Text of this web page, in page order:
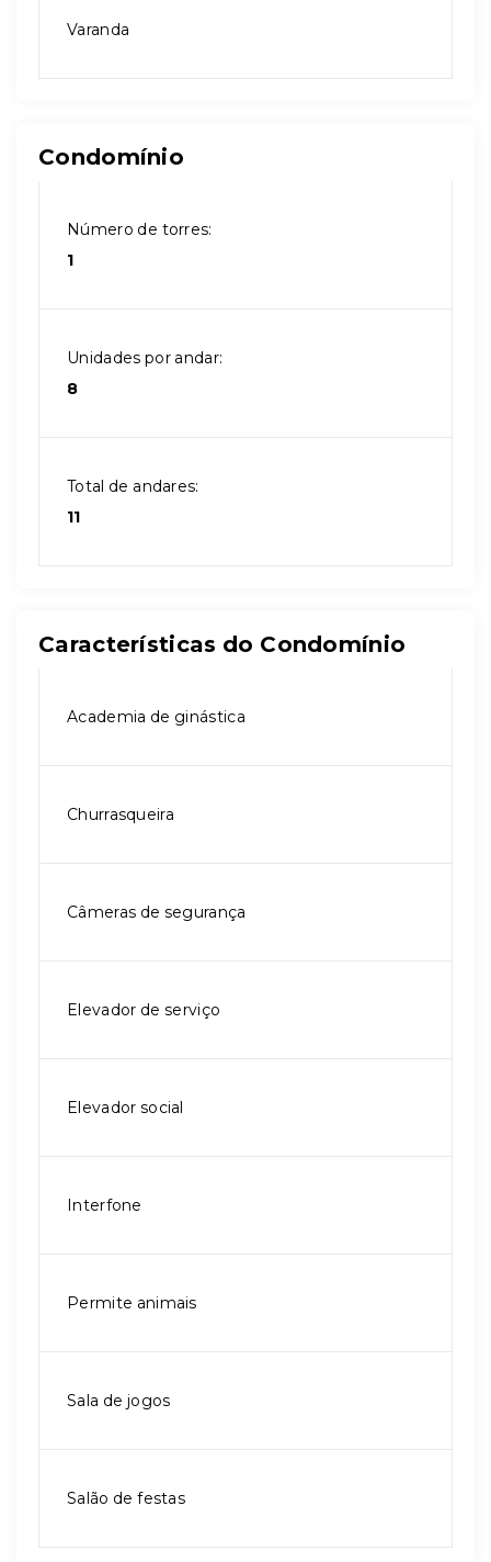
Varanda
Condomínio
Número de torres:
1
Unidades por andar:
8
Total de andares:
11
Características do Condomínio
Academia de ginástica
Churrasqueira
Câmeras de segurança
Elevador de serviço
Elevador social
Interfone
Permite animais
Sala de jogos
Salão de festas